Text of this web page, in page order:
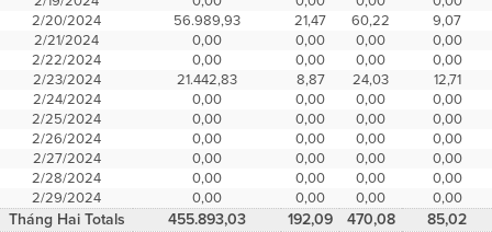
2/20/2024
56.989,93 21,47 60,22
9,07
2/21/2024
0,00 0,00 0,00
0,00
2/22/2024
0,00 0,00 0,00
0,00
2/23/2024
21.442,83 8,87 24,03
12,71
2/24/2024
0,00 0,00 0,00
0,00
2/25/2024
0,00 0,00 0,00
0,00
2/26/2024
0,00 0,00 0,00
0,00
2/27/2024
0,00 0,00 0,00
0,00
2/28/2024
0,00 0,00 0,00
0,00
2/29/2024
0,00 0,00 0,00 0,00
Tháng Hai Totals 455.893,03 192,09 470,08 85,02